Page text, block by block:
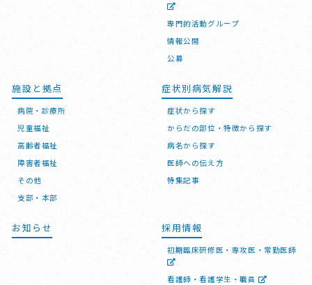
専門的活動グループ
情報公開
公募
施設と拠点
病院・診療所
児童福祉
高齢者福祉
障害者福祉
その他
支部・本部
症状別病気解説
症状から探す
からだの部位・特徴から探す
病名から探す
医師への伝え方
特集記事
お知らせ 採用情報
初期臨床研修医・専攻医・常勤医師
看護師・看護学生・職員